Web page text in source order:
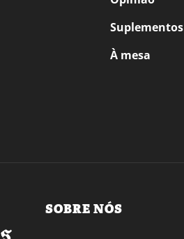
Suplementos
À mesa
SOBRE NÓS